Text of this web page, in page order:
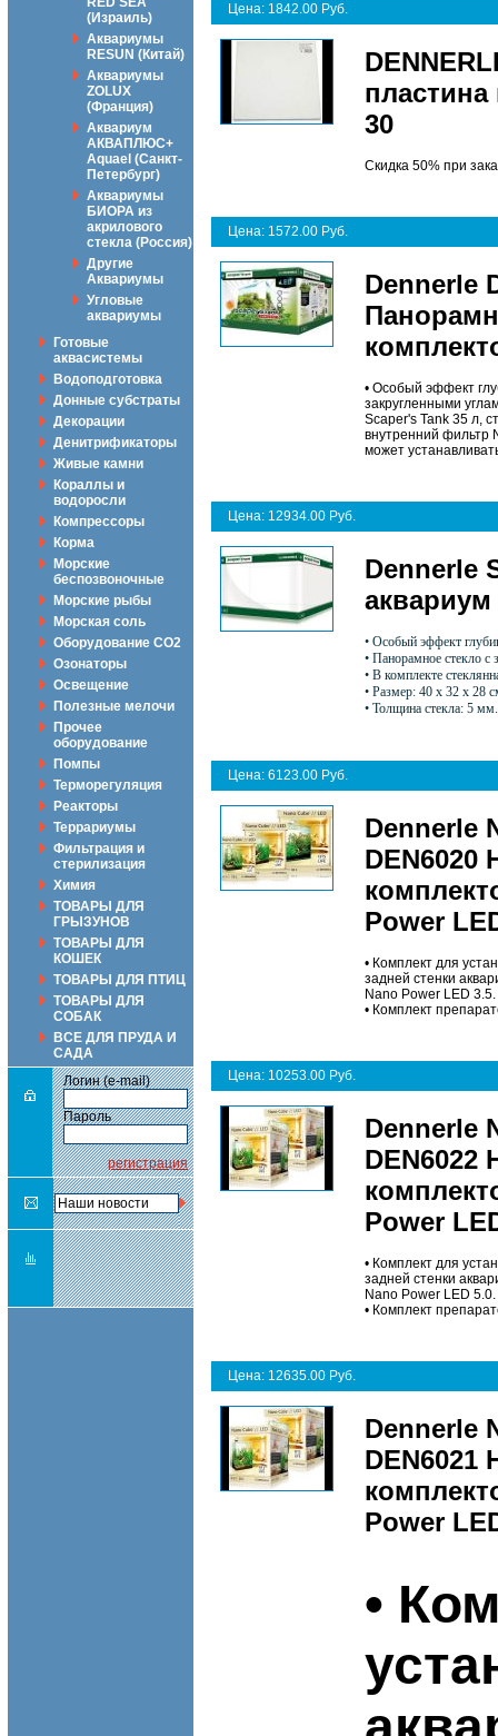
(Израиль)
Аквариумы
RESUN (Китай)
Аквариумы
ZOLUX
(Франция)
Аквариум
АКВАПЛЮС+
Aquael (Санкт-
Петербург)
Аквариумы
БИОРА из
акрилового
стекла (Россия)
Другие
Аквариумы
Угловые
аквариумы
Готовые
аквасистемы
Водоподготовка
Донные субстраты
Декорации
Денитрификаторы
Живые камни
Кораллы и
водоросли
Компрессоры
Корма
Морские
беспозвоночные
Морские рыбы
Морская соль
Оборудование CO2
Озонаторы
Освещение
Полезные мелочи
Прочее
оборудование
Помпы
Терморегуляция
Реакторы
Террариумы
Фильтрация и
стерилизация
Химия
ТОВАРЫ ДЛЯ
ГРЫЗУНОВ
ТОВАРЫ ДЛЯ
КОШЕК
ТОВАРЫ ДЛЯ ПТИЦ
ТОВАРЫ ДЛЯ
СОБАК
ВСЕ ДЛЯ ПРУДА И
САДА
Логин (e-mail)
Пароль
регистрация
Цена: 1842.00 Руб.
30
Скидка 50% при
Цена: 1572.00 Руб.
Dennerle
• Особый эффект
закругленными
Scaper's Tank 35 л,
внутренний фильтр
может
Цена: 12934.00 Руб.
Dennerle
аквариум
• Особый эффект
• Панорамное стекло с
• В комплекте
• Размер: 40 х 32 х 28
• Толщина стекла: 5 мм.
Цена: 6123.00 Руб.
Dennerle
Power
• Комплект для
задней стенки
Nano Power LED 3.5.
• Комплект
Цена: 10253.00 Руб.
Dennerle
Power
• Комплект для
задней стенки
Nano Power LED 5.0.
• Комплект
Цена: 12635.00 Руб.
Dennerle
Power
•